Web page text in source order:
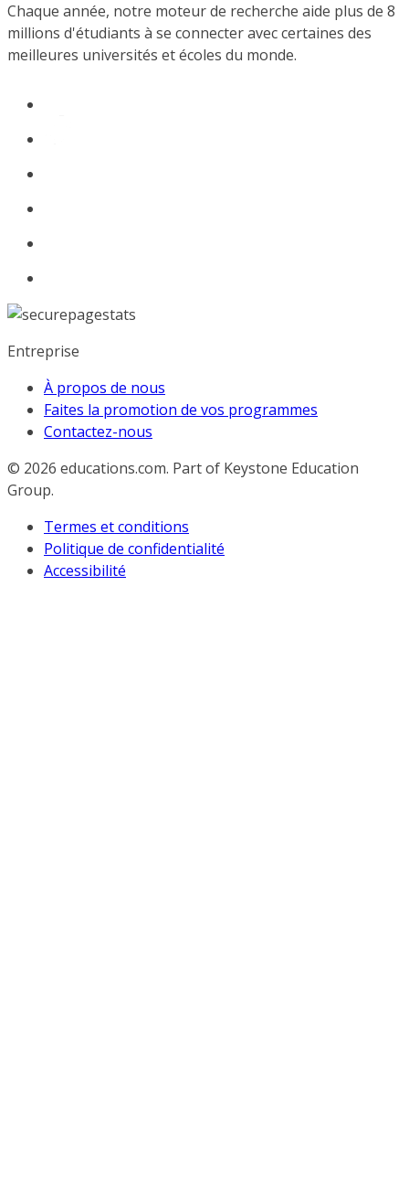
Chaque année, notre moteur de recherche aide plus de 8
millions d'étudiants à se connecter avec certaines des
meilleures universités et écoles du monde.
Entreprise
À propos de nous
Faites la promotion de vos programmes
Contactez-nous
© 2026 educations.com. Part of Keystone Education
Group.
Termes et conditions
Politique de confidentialité
Accessibilité